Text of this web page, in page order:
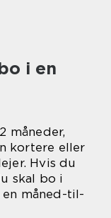
i en
måneder,
kortere eller
Hvis du
skal bo i
måned-til-